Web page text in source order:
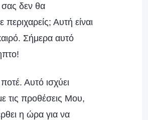
σας δεν θα
Αυτή είναι
Σήμερα αυτό
Αυτό ισχύει
τις προθέσεις Μου,
η ώρα για να